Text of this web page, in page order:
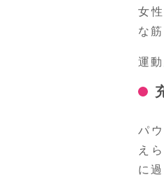
女
な
運
パ
え
に